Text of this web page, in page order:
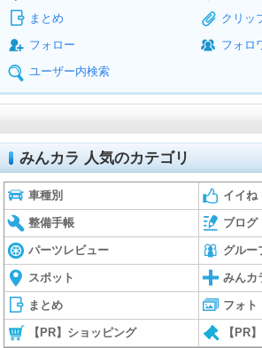
まとめ
クリッ
フォロー
フォロ
ユーザー内検索
みんカラ 人気のカテゴリ
車種別 イイね
整備手帳 ブログ
パーツレビュー グルー
スポット みんカ
まとめ フォト
【PR】ショッピング 【PR